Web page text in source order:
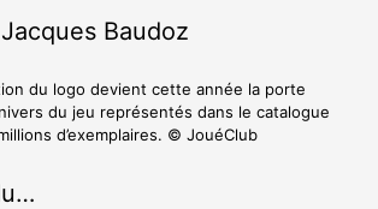
du logo devient cette année la porte
du jeu représentés dans le catalogue
d’exemplaires. © JouéClub